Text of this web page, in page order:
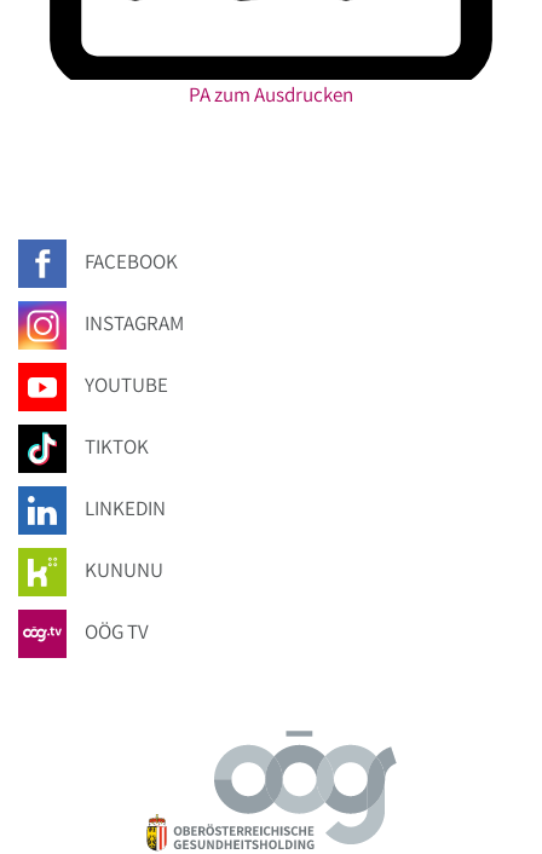
PA zum Ausdrucken
FACEBOOK
INSTAGRAM
YOUTUBE
TIKTOK
LINKEDIN
KUNUNU
OÖG TV